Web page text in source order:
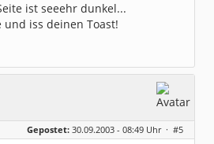
ist seeehr dunkel...
und iss deinen Toast!
Gepostet: 30.09.2003 - 08:49 Uhr · #5